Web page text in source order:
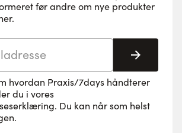
før andre om nye produkter
Tilmeld
hvordan Praxis/7days håndterer
du i vores
. Du kan når som helst